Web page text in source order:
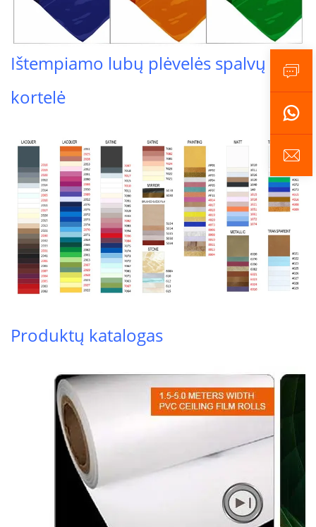
Ištempiamo lubų plėvelės spalvų
kortelė
Produktų katalogas